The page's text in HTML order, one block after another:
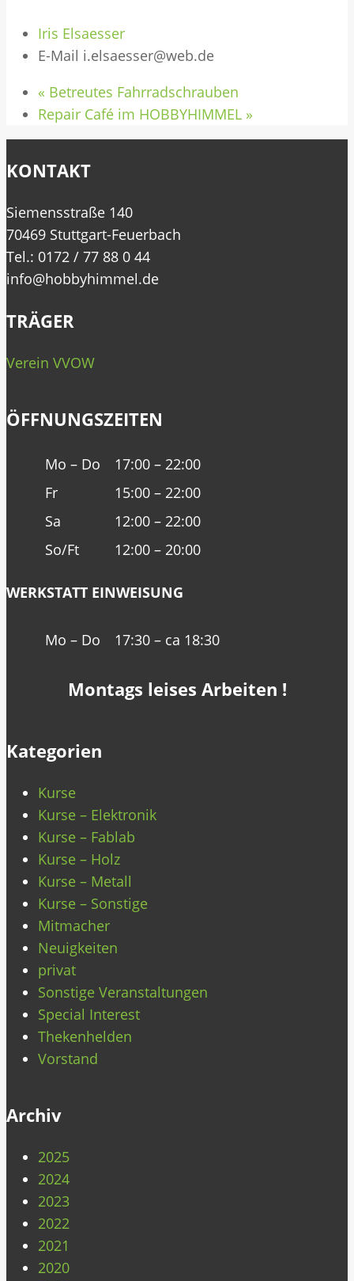
Iris Elsaesser
E-Mail i.elsaesser@web.de
« Betreutes Fahrradschrauben
Repair Café im HOBBYHIMMEL »
KONTAKT
Siemensstraße 140
70469 Stuttgart-Feuerbach
Tel.: 0172 / 77 88 0 44
info@hobbyhimmel.de
TRÄGER
Verein VVOW
ÖFFNUNGSZEITEN
Mo – Do
17:00 – 22:00
Fr
15:00 – 22:00
Sa
12:00 – 22:00
So/Ft
12:00 – 20:00
WERKSTATT EINWEISUNG
Mo – Do 17:30 – ca 18:30
Montags leises Arbeiten !
Kategorien
Kurse
Kurse – Elektronik
Kurse – Fablab
Kurse – Holz
Kurse – Metall
Kurse – Sonstige
Mitmacher
Neuigkeiten
privat
Sonstige Veranstaltungen
Special Interest
Thekenhelden
Vorstand
Archiv
2025
2024
2023
2022
2021
2020